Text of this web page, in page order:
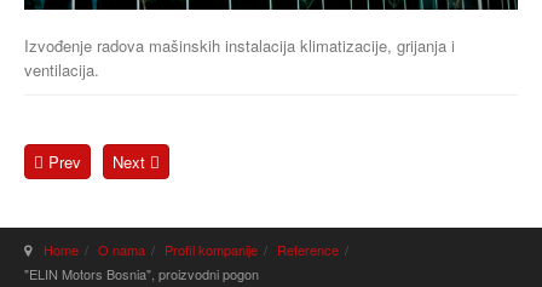
Izvođenje radova mašinskih instalacija klimatizacije, grijanja i
ventilacija.
Prev Next
Home O nama Profil kompanije
Reference
"ELIN Motors Bosnia", proizvodni pogon